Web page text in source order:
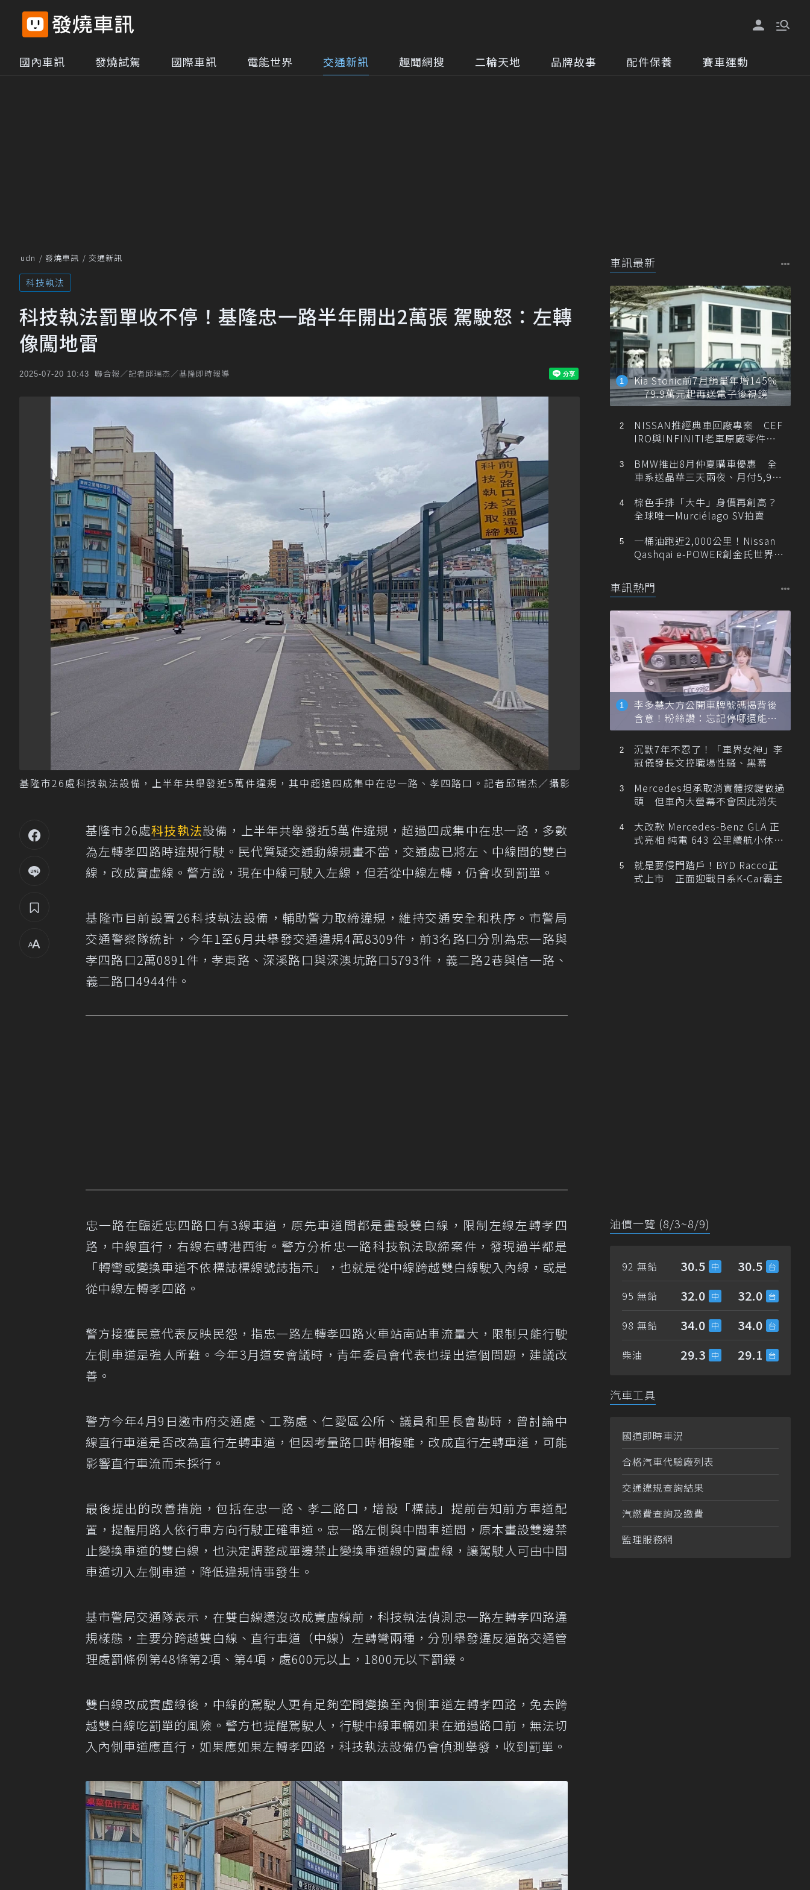
國內車訊 發燒試駕 國際車訊 電能世界 交通新訊 趣聞網搜 二輪天地 品牌故事 配件保養 賽車運動
udn 發燒車訊 交通新訊
科技執法
科技執法罰單收不停！基隆忠一路半年開出2萬張 駕駛怒：左轉
像闖地雷
2025-07-20 10:43 聯合報／記者邱瑞杰／基隆即時報導
基隆市26處科技執法設備，上半年共舉發近5萬件違規，其中超過四成集中在忠一路、孝四路口。記者邱瑞杰／攝影
基隆市26處科技執法設備，上半年共舉發近5萬件違規，超過四成集中在忠一路，多數
為左轉孝四路時違規行駛。民代質疑交通動線規畫不當，交通處已將左、中線間的雙白
線，改成實虛線。警方說，現在中線可駛入左線，但若從中線左轉，仍會收到罰單。
基隆市目前設置26科技執法設備，輔助警力取締違規，維持交通安全和秩序。市警局
交通警察隊統計，今年1至6月共舉發交通違規4萬8309件，前3名路口分別為忠一路與
孝四路口2萬0891件，孝東路、深溪路口與深澳坑路口5793件，義二路2巷與信一路、
義二路口4944件。
忠一路在臨近忠四路口有3線車道，原先車道間都是畫設雙白線，限制左線左轉孝四
路，中線直行，右線右轉港西街。警方分析忠一路科技執法取締案件，發現過半都是
「轉彎或變換車道不依標誌標線號誌指示」，也就是從中線跨越雙白線駛入內線，或是
從中線左轉孝四路。
警方接獲民意代表反映民怨，指忠一路左轉孝四路火車站南站車流量大，限制只能行駛
左側車道是強人所難。今年3月道安會議時，青年委員會代表也提出這個問題，建議改
善。
警方今年4月9日邀市府交通處、工務處、仁愛區公所、議員和里長會勘時，曾討論中
線直行車道是否改為直行左轉車道，但因考量路口時相複雜，改成直行左轉車道，可能
影響直行車流而未採行。
最後提出的改善措施，包括在忠一路、孝二路口，增設「標誌」提前告知前方車道配
置，提醒用路人依行車方向行駛正確車道。忠一路左側與中間車道間，原本畫設雙邊禁
止變換車道的雙白線，也決定調整成單邊禁止變換車道線的實虛線，讓駕駛人可由中間
車道切入左側車道，降低違規情事發生。
基市警局交通隊表示，在雙白線還沒改成實虛線前，科技執法偵測忠一路左轉孝四路違
規樣態，主要分跨越雙白線、直行車道（中線）左轉彎兩種，分別舉發違反道路交通管
理處罰條例第48條第2項、第4項，處600元以上，1800元以下罰鍰。
雙白線改成實虛線後，中線的駕駛人更有足夠空間變換至內側車道左轉孝四路，免去跨
越雙白線吃罰單的風險。警方也提醒駕駛人，行駛中線車輛如果在通過路口前，無法切
入內側車道應直行，如果應如果左轉孝四路，科技執法設備仍會偵測舉發，收到罰單。
車訊最新
Kia Stonic前7月銷量年增145%
79.9萬元起再送電子後視鏡
NISSAN推經典車回廠專案 CEF
IRO與INFINITI老車原廠零件最
BMW推出8月仲夏購車優惠 全
車系送晶華三天兩夜、月付5,900
棕色手排「大牛」身價再創高？
全球唯一Murciélago SV拍賣
一桶油跑近2,000公里！Nissan
Qashqai e-POWER創金氏世界紀
車訊熱門
李多慧大方公開車牌號碼揭背後
含意！粉絲讚：忘記停哪還能幫
忙找車
沉默7年不忍了！「車界女神」李
冠儀發長文控職場性騷、黑幕
Mercedes坦承取消實體按鍵做過
頭 但車內大螢幕不會因此消失
大改款 Mercedes-Benz GLA 正
式亮相 純電 643 公里續航小休
就是要侵門踏戶！BYD Racco正
式上市 正面迎戰日系K-Car霸主
油價一覽 (8/3~8/9)
92 無鉛 30.5 30.5
95 無鉛 32.0 32.0
98 無鉛 34.0 34.0
柴油 29.3 29.1
汽車工具
國道即時車況
合格汽車代驗廠列表
交通違規查詢結果
汽燃費查詢及繳費
監理服務網